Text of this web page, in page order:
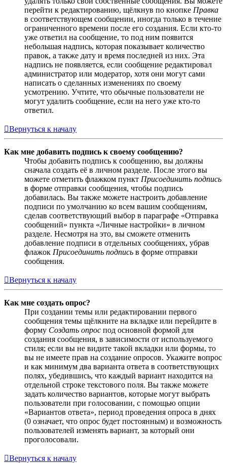
перейти к редактированию, щёлкнув по кнопке Правка
в соответствующем сообщении, иногда только в течение
ограниченного времени после его создания. Если кто-то
уже ответил на сообщение, то под ним появится
небольшая надпись, которая показывает количество
правок, а также дату и время последней из них. Эта
надпись не появляется, если сообщение редактировал
администратор или модератор, хотя они могут сами
написать о сделанных изменениях по своему
усмотрению. Учтите, что обычные пользователи не
могут удалить сообщение, если на него уже кто-то
ответил.
Вернуться к началу
Как мне добавить подпись к своему сообщению?
Чтобы добавить подпись к сообщению, вы должны
сначала создать её в личном разделе. После этого вы
можете отметить флажком пункт Присоединить подпись
в форме отправки сообщения, чтобы подпись
добавилась. Вы также можете настроить добавление
подписи по умолчанию ко всем вашим сообщениям,
сделав соответствующий выбор в параграфе «Отправка
сообщений» пункта «Личные настройки» в личном
разделе. Несмотря на это, вы сможете отменить
добавление подписи в отдельных сообщениях, убрав
флажок Присоединить подпись в форме отправки
сообщения.
Вернуться к началу
Как мне создать опрос?
При создании темы или редактировании первого
сообщения темы щёлкните на вкладке или перейдите в
форму Создать опрос под основной формой для
создания сообщения, в зависимости от используемого
стиля; если вы не видите такой вкладки или формы, то
вы не имеете прав на создание опросов. Укажите вопрос
и как минимум два варианта ответа в соответствующих
полях, убедившись, что каждый вариант находится на
отдельной строке текстового поля. Вы также можете
задать количество вариантов, которые могут выбрать
пользователи при голосовании, с помощью опции
«Вариантов ответа», период проведения опроса в днях
(0 означает, что опрос будет постоянным) и возможность
пользователей изменять вариант, за который они
проголосовали.
Вернуться к началу